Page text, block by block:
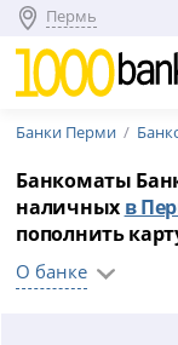
Пермь
Банки Перми
Банкоматы
наличных в
пополнить
О банке